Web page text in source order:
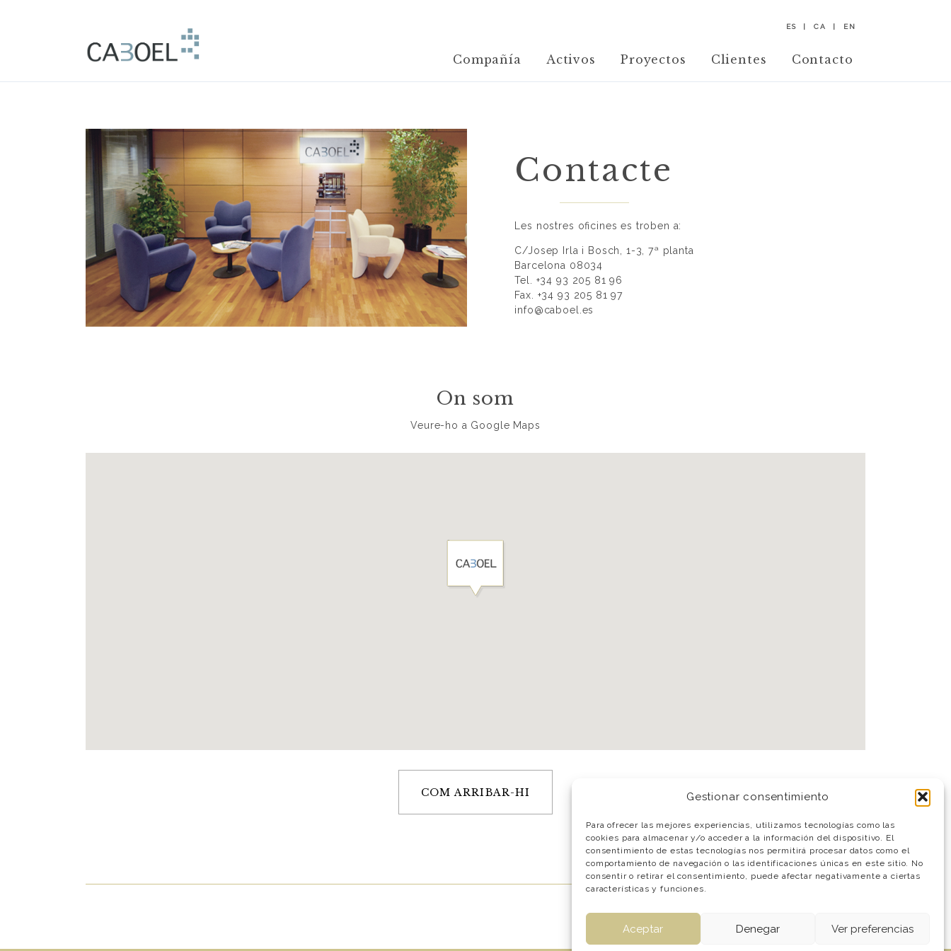
Gestionar consentimiento
Para ofrecer las mejores experiencias, utilizamos tecnologías como las
cookies para almacenar y/o acceder a la información del dispositivo. El
consentimiento de estas tecnologías nos permitirá procesar datos como el
comportamiento de navegación o las identificaciones únicas en este sitio. No
consentir o retirar el consentimiento, puede afectar negativamente a ciertas
características y funciones.
Aceptar Denegar Ver preferencias
Compañía Activos Proyectos Clientes Contacto
ES CA EN
Contacte
Les nostres oficines es troben a:
C/Josep Irla i Bosch, 1-3, 7ª planta
Barcelona 08034
Tel. +34 93 205 81 96
Fax. +34 93 205 81 97
info@caboel.es
On som
Veure-ho a Google Maps
COM ARRIBAR-HI